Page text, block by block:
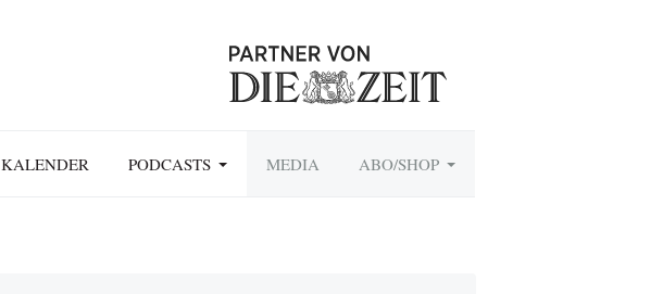
KALENDER PODCASTS MEDIA ABO/SHOP